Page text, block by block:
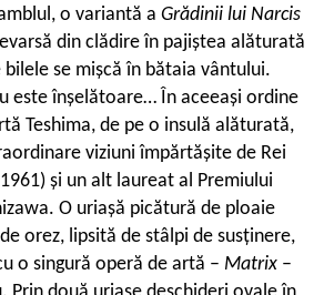
o variantă a Grădinii lui Narcis
din clădire în pajiștea alăturată
bilele se mișcă în bătaia vântului.
este înșelătoare… În aceeași ordine
Teshima, de pe o insulă alăturată,
viziuni împărtășite de Rei
și un alt laureat al Premiului
O uriașă picătură de ploaie
orez, lipsită de stâlpi de susținere,
o singură operă de artă – Matrix –